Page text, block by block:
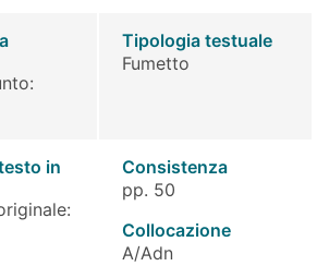
Tipologia testuale
Fumetto
in
Consistenza
pp. 50
Collocazione
A/Adn